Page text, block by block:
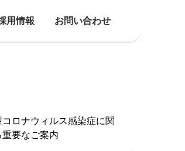
用情報 お問い合わせ
コロナウィルス感染症に関
重要なご案内